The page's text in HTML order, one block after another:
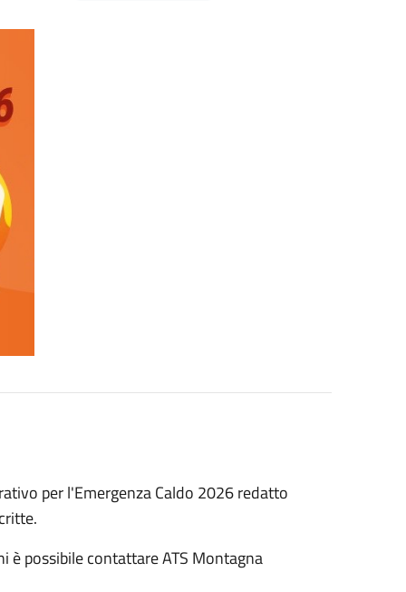
per l'Emergenza Caldo 2026 redatto
possibile contattare ATS Montagna